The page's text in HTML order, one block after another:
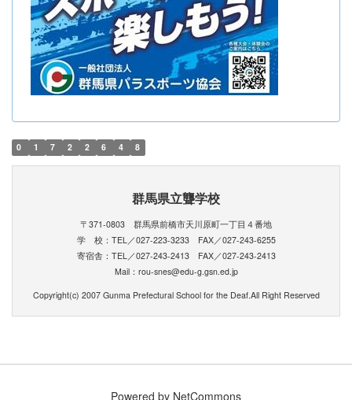
0 1 7 2 2 6 4 8
群馬県立聾学校
〒371-0803 群馬県前橋市天川原町一丁目４番地
学 校：TEL／027-223-3233 FAX／027-243-6255
寄宿舎：TEL／027-243-2413 FAX／027-243-2413
Mail：rou-snes@edu-g.gsn.ed.jp
Copyright(c) 2007 Gunma Prefectural School for the Deaf.All Right Reserved
Powered by NetCommons